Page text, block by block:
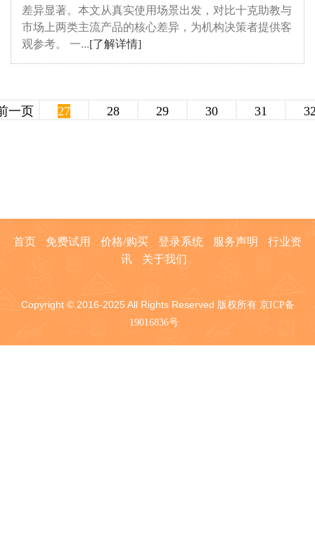
差异显著。本文从真实使用场景出发，对比十克助教与
市场上两类主流产品的核心差异，为机构决策者提供客
观参考。 一...[了解详情]
一页 27 28 29 30 31
首页 免费试用 价格/购买 登录系统 服务声明
行业资
讯
关于我们
Copyright © 2016-2025 All Rights Reserved 版权所有 京ICP备
19016836号